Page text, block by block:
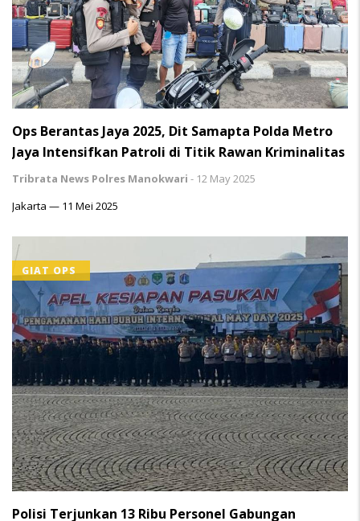
Ops Berantas Jaya 2025, Dit Samapta Polda Metro
Jaya Intensifkan Patroli di Titik Rawan Kriminalitas
Tribrata News Polres Manokwari - 12 May 2025
Jakarta — 11 Mei 2025
GIAT OPS
Polisi Terjunkan 13 Ribu Personel Gabungan